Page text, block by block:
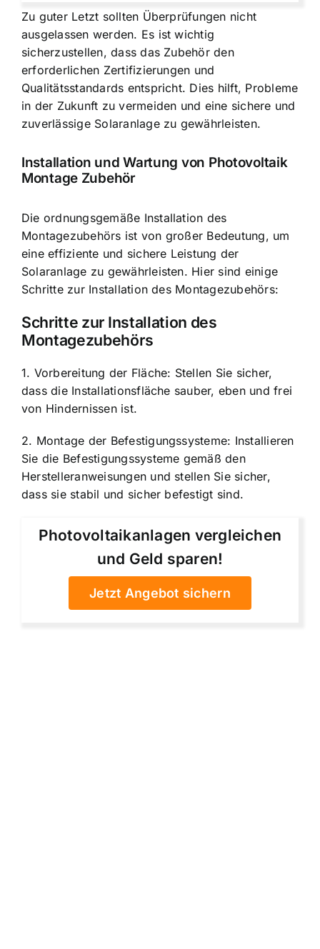
Zu guter Letzt sollten Überprüfungen nicht
ausgelassen werden. Es ist wichtig
sicherzustellen, dass das Zubehör den
erforderlichen Zertifizierungen und
Qualitätsstandards entspricht. Dies hilft, Probleme
in der Zukunft zu vermeiden und eine sichere und
zuverlässige Solaranlage zu gewährleisten.
Installation und Wartung von Photovoltaik
Montage Zubehör
Die ordnungsgemäße Installation des
Montagezubehörs ist von großer Bedeutung, um
eine effiziente und sichere Leistung der
Solaranlage zu gewährleisten. Hier sind einige
Schritte zur Installation des Montagezubehörs:
Schritte zur Installation des
Montagezubehörs
1. Vorbereitung der Fläche: Stellen Sie sicher,
dass die Installationsfläche sauber, eben und frei
von Hindernissen ist.
2. Montage der Befestigungssysteme: Installieren
Sie die Befestigungssysteme gemäß den
Herstelleranweisungen und stellen Sie sicher,
dass sie stabil und sicher befestigt sind.
Photovoltaikanlagen vergleichen
und Geld sparen!
Jetzt Angebot sichern